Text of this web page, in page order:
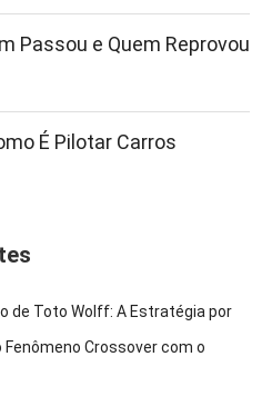
Passou e Quem Reprovou
É Pilotar Carros
de Toto Wolff: A Estratégia por
Fenômeno Crossover com o